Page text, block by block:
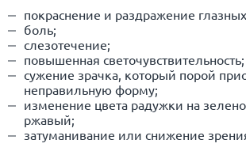
покраснение и раздражение
боль;
слезотечение;
повышенная светочувствительность;
сужение зрачка, который порой
неправильную форму;
изменение цвета радужки на
ржавый;
затуманивание или снижение